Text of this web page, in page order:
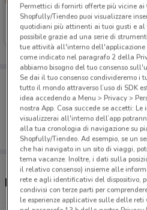
Città del Sole
Scade il 31/12 1.8 km
Porta DoveConviene
Puoi trovare le migliori
salvarle e creare la tua
dal tuo cellulare.
Negozi Città del Sole a
Permettici di fornirti offerte più vicine ai
Shopfully/Tiendeo puoi visualizzare
quotidiani più attinenti ai tuoi gusti e al
possibile grazie ad una serie di
tue attività all'interno
come indicato nel paragrafo 2 della
abbiamo bisogno del tuo consenso
Se dai il tuo consenso condivideremo i
tutto il mondo attraverso l’uso di SDK
idea accedendo a Menu > Privacy >
nostra App. Cosa succede se accetti:
visualizzerai all'interno dell’app
alla tua cronologia di navigazione su
Shopfully/Tiendeo. Ad esempio, se un
che hai navigato in un sito di viaggi,
tema vacanze. Inoltre, i dati sulla
il relativo consenso) insieme alle
rete e agli identificativi del dispositivo,
condivisi con terze parti per
le esperienze applicative sulle delle